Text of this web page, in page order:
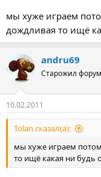
мы хуже играем
дождливая то ищё
andru69
Старожил
10.02.2011
Tolan сказал(а):
мы хуже играем
то ищё какая ни будь